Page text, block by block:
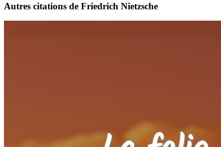
Autres citations de Friedrich Nietzsche